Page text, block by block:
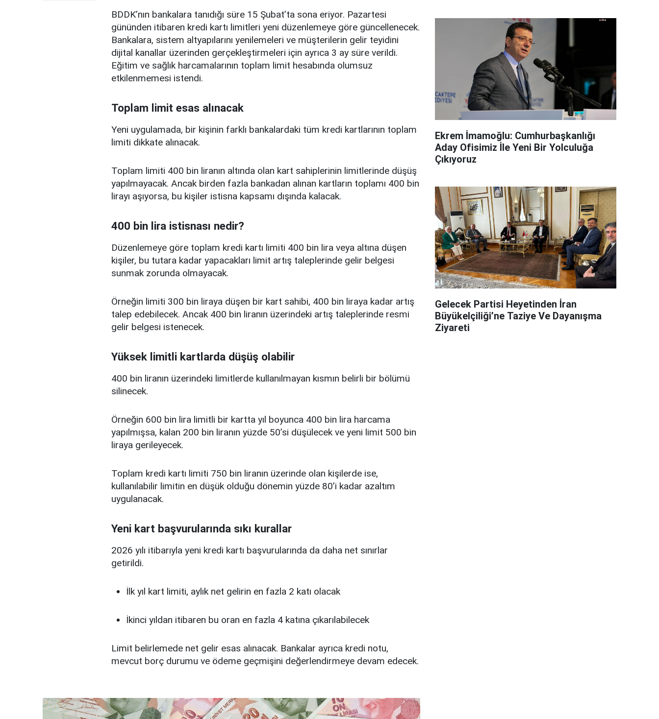
BDDK’nın bankalara tanıdığı süre 15 Şubat’ta sona eriyor. Pazartesi
gününden itibaren kredi kartı limitleri yeni düzenlemeye göre güncellenecek.
Bankalara, sistem altyapılarını yenilemeleri ve müşterilerin gelir teyidini
dijital kanallar üzerinden gerçekleştirmeleri için ayrıca 3 ay süre verildi.
Eğitim ve sağlık harcamalarının toplam limit hesabında olumsuz
etkilenmemesi istendi.
Toplam limit esas alınacak
Yeni uygulamada, bir kişinin farklı bankalardaki tüm kredi kartlarının toplam
limiti dikkate alınacak.
Toplam limiti 400 bin liranın altında olan kart sahiplerinin limitlerinde düşüş
yapılmayacak. Ancak birden fazla bankadan alınan kartların toplamı 400 bin
lirayı aşıyorsa, bu kişiler istisna kapsamı dışında kalacak.
400 bin lira istisnası nedir?
Düzenlemeye göre toplam kredi kartı limiti 400 bin lira veya altına düşen
kişiler, bu tutara kadar yapacakları limit artış taleplerinde gelir belgesi
sunmak zorunda olmayacak.
Örneğin limiti 300 bin liraya düşen bir kart sahibi, 400 bin liraya kadar artış
talep edebilecek. Ancak 400 bin liranın üzerindeki artış taleplerinde resmi
gelir belgesi istenecek.
Yüksek limitli kartlarda düşüş olabilir
400 bin liranın üzerindeki limitlerde kullanılmayan kısmın belirli bir bölümü
silinecek.
Örneğin 600 bin lira limitli bir kartta yıl boyunca 400 bin lira harcama
yapılmışsa, kalan 200 bin liranın yüzde 50’si düşülecek ve yeni limit 500 bin
liraya gerileyecek.
Toplam kredi kartı limiti 750 bin liranın üzerinde olan kişilerde ise,
kullanılabilir limitin en düşük olduğu dönemin yüzde 80’i kadar azaltım
uygulanacak.
Yeni kart başvurularında sıkı kurallar
2026 yılı itibarıyla yeni kredi kartı başvurularında da daha net sınırlar
getirildi.
İlk yıl kart limiti, aylık net gelirin en fazla 2 katı olacak
İkinci yıldan itibaren bu oran en fazla 4 katına çıkarılabilecek
Limit belirlemede net gelir esas alınacak. Bankalar ayrıca kredi notu,
mevcut borç durumu ve ödeme geçmişini değerlendirmeye devam edecek.
Ekrem İmamoğlu: Cumhurbaşkanlığı
Aday Ofisimiz İle Yeni Bir Yolculuğa
Çıkıyoruz
Gelecek Partisi Heyetinden İran
Büyükelçiliği’ne Taziye Ve Dayanışma
Ziyareti